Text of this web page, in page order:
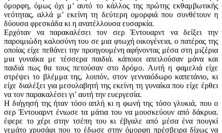
όμορφη, όμως όχι μ’ αυτό το κάλλος της πρώτης εκθαμβωτικής
νεότητας, αλλά μ’ εκείνη τη δεύτερη ομορφιά που συνθέτουν η
δύουσα φρεσκάδα κι η ανατέλλουσα ευσαρκία.
Ερχόταν να παρακαλέσει τον σερ Έντουαρντ να δείξει την
παροιμιώδη καλοσύνη του σε μια φτωχή οικογένεια, ο πατέρας της
οποίας είχε πεθάνει την προηγουμένη αφήνοντας μέσα στη μιζέρια
μια γυναίκα με τέσσερα παιδιά. κάποιοι απειλούσαν μάνα και
παιδιά πως θα τους πετούσαν στο δρόμο. Αυτή η φαμελιά είχε
στρέψει το βλέμμα της, λοιπόν, στον γενναιόδωρο καπετάνιο, κι
είχε διαλέξει για μεσολαβητή της εκείνη τη γυναίκα που είχε έρθει
να τον παρακαλέσει γι’ αυτή την ευεργεσία.
Η διήγησή της ήταν τόσο απλή κι η φωνή της τόσο γλυκιά, που ο
σερ Έντουαρντ ένιωσε τα μάτια του να μουσκεύουν από δάκρυα.
έφερε το χέρι στην τσέπη του κι έβγαλε από μέσα ένα πουγκί
γεμάτο χρυσάφι που το έδωσε στην όμορφη πρέσβειρα δίχως να